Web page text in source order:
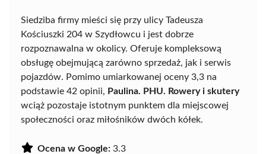
Siedziba firmy mieści się przy ulicy Tadeusza
Kościuszki 204 w Szydłowcu i jest dobrze
rozpoznawalna w okolicy. Oferuje kompleksową
obsługę obejmującą zarówno sprzedaż, jak i serwis
pojazdów. Pomimo umiarkowanej oceny 3,3 na
podstawie 42 opinii, Paulina. PHU. Rowery i skutery
wciąż pozostaje istotnym punktem dla miejscowej
społeczności oraz miłośników dwóch kółek.
Ocena w Google: 3.3